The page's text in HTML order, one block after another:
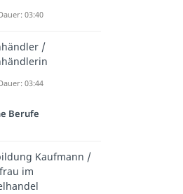
03:40
/
03:44
Berufe
Kaufmann /
im